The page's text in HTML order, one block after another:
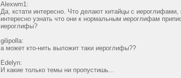
Alexwm1:
Да, кстати интересно. Что делают китайцы с иероглифами,
интересно узнать что они к нормальным иероглифам
иероглифы?
gilipolla:
а может кто-нить выложит таки иероглифы??
Edelyn:
И какие только темы ни пропустишь...